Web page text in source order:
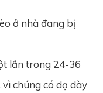
ở nhà đang bị
lần trong 24-36
vì chúng có dạ dày